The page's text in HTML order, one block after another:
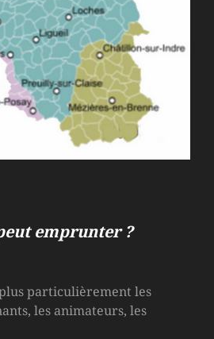
emprunter ?
particulièrement les
les animateurs, les